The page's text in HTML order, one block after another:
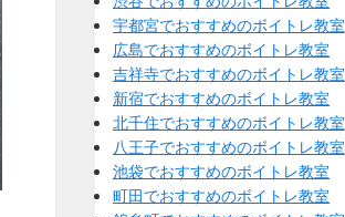
宇都宮でおすすめのボイトレ教室
広島でおすすめのボイトレ教室
吉祥寺でおすすめのボイトレ教室
新宿でおすすめのボイトレ教室
北千住でおすすめのボイトレ教室
八王子でおすすめのボイトレ教室
池袋でおすすめのボイトレ教室
町田でおすすめのボイトレ教室